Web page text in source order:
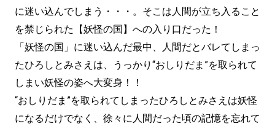
に迷い込んでしまう・・・。そこは人間が立ち入ること
を禁じられた【妖怪の国】への入り口だった！
「妖怪の国」に迷い込んだ最中、人間だとバレてしまっ
たひろしとみさえは、うっかり“おしりだま”を取られて
しまい妖怪の姿へ大変身！！
“おしりだま”を取られてしまったひろしとみさえは妖怪
になるだけでなく、徐々に人間だった頃の記憶を忘れて